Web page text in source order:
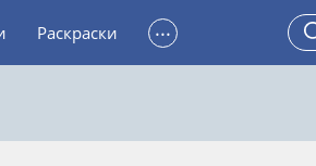
Раскраски ...